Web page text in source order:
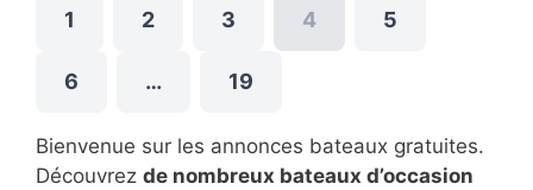
1 2 3 4 5
6 … 19
Bienvenue sur les annonces bateaux gratuites.
Découvrez de nombreux bateaux d’occasion